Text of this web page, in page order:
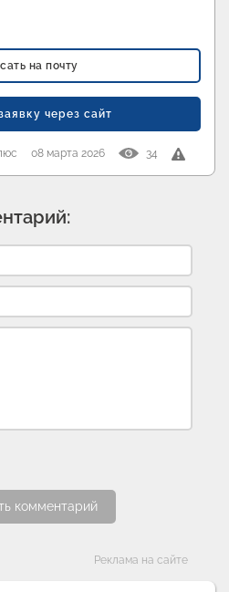
на почту
через сайт
08 марта 2026 34
комментарий
Реклама на сайте